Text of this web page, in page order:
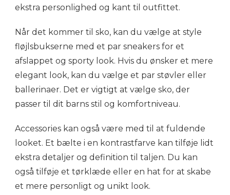
ekstra personlighed og kant til outfittet.
Når det kommer til sko, kan du vælge at style
fløjlsbukserne med et par sneakers for et
afslappet og sporty look. Hvis du ønsker et mere
elegant look, kan du vælge et par støvler eller
ballerinaer. Det er vigtigt at vælge sko, der
passer til dit barns stil og komfortniveau.
Accessories kan også være med til at fuldende
looket. Et bælte i en kontrastfarve kan tilføje lidt
ekstra detaljer og definition til taljen. Du kan
også tilføje et tørklæde eller en hat for at skabe
et mere personligt og unikt look.